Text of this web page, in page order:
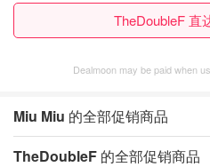
TheDoubleF
Dealmoon may be paid when
Miu Miu 的全部促销商品
TheDoubleF 的全部促销商品